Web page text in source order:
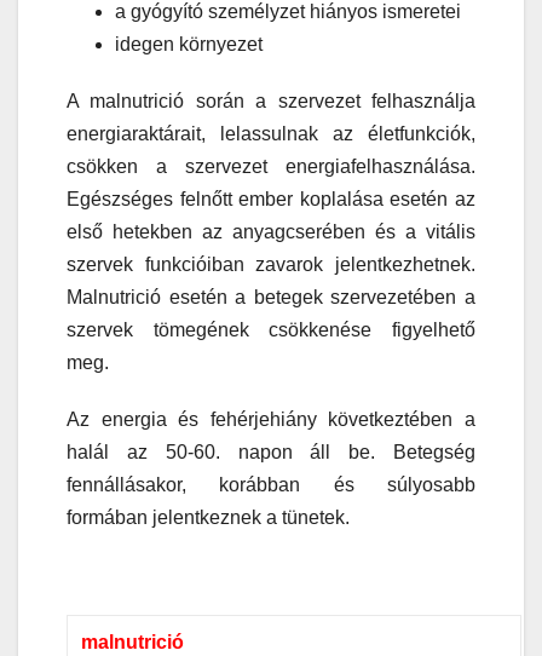
a gyógyító személyzet hiányos ismeretei
idegen környezet
A malnutrició során a szervezet felhasználja
energiaraktárait, lelassulnak az életfunkciók,
csökken a szervezet energiafelhasználása.
Egészséges felnőtt ember koplalása esetén az
első hetekben az anyagcserében és a vitális
szervek funkcióiban zavarok jelentkezhetnek.
Malnutrició esetén a betegek szervezetében a
szervek tömegének csökkenése figyelhető
meg.
Az energia és fehérjehiány következtében a
halál az 50-60. napon áll be. Betegség
fennállásakor, korábban és súlyosabb
formában jelentkeznek a tünetek.
malnutrició